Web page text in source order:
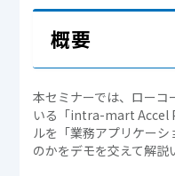
概要
本セミナーでは、ローコ
いる「intra-mart Accel
ルを「業務アプリケー
のかをデモを交えて解説